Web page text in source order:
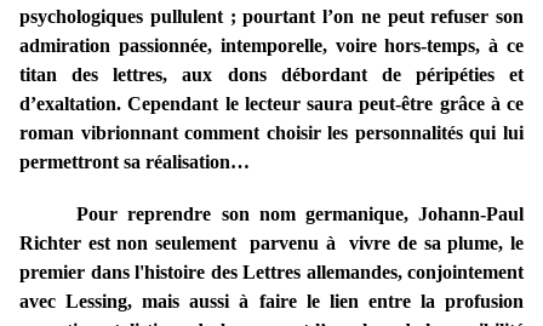
psychologiques pullulent ; pourtant l’on ne peut refuser son
admiration passionnée, intemporelle, voire hors-temps, à ce
titan des lettres, aux dons débordant de péripéties et
d’exaltation. Cependant le lecteur saura peut-être grâce à ce
roman vibrionnant comment choisir les personnalités qui lui
permettront sa réalisation…
Pour reprendre son nom germanique, Johann-Paul
Richter est non seulement parvenu à vivre de sa plume, le
premier dans l'histoire des Lettres allemandes, conjointement
avec Lessing, mais aussi à faire le lien entre la profusion